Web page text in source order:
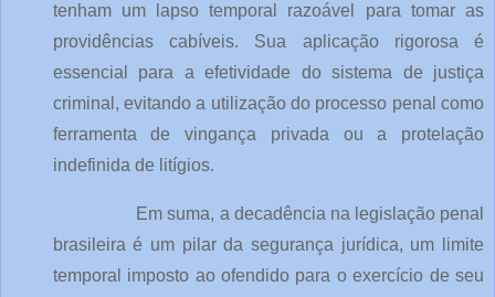
tenham um lapso temporal razoável para tomar as
providências cabíveis. Sua aplicação rigorosa é
essencial para a efetividade do sistema de justiça
criminal, evitando a utilização do processo penal como
ferramenta de vingança privada ou a protelação
indefinida de litígios.
Em suma, a decadência na legislação penal
brasileira é um pilar da segurança jurídica, um limite
temporal imposto ao ofendido para o exercício de seu